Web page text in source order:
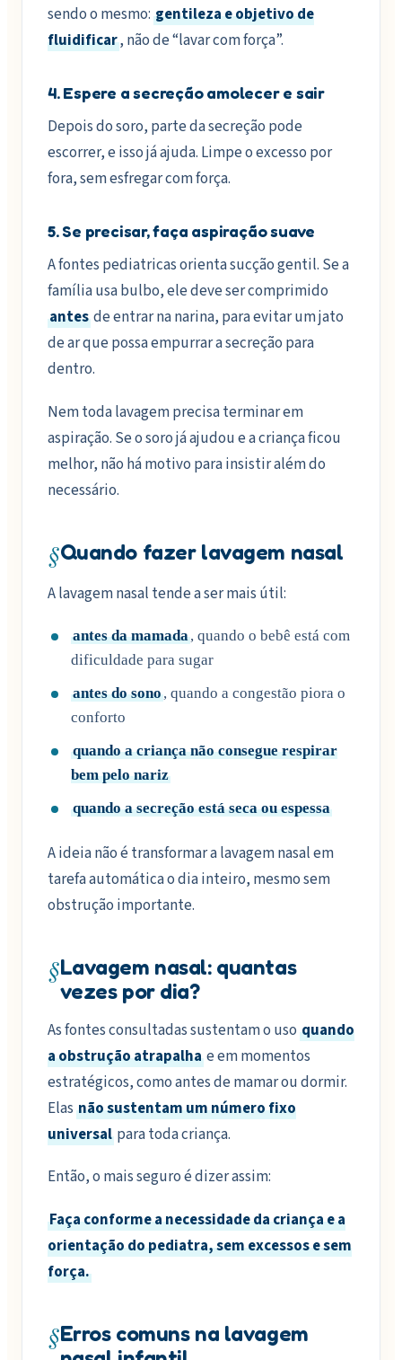
sendo o mesmo: gentileza e objetivo de
fluidificar, não de “lavar com força”.
4. Espere a secreção amolecer e sair
Depois do soro, parte da secreção pode
escorrer, e isso já ajuda. Limpe o excesso por
fora, sem esfregar com força.
5. Se precisar, faça aspiração suave
A fontes pediatricas orienta sucção gentil. Se a
família usa bulbo, ele deve ser comprimido
antes de entrar na narina, para evitar um jato
de ar que possa empurrar a secreção para
dentro.
Nem toda lavagem precisa terminar em
aspiração. Se o soro já ajudou e a criança ficou
melhor, não há motivo para insistir além do
necessário.
§Quando fazer lavagem nasal
A lavagem nasal tende a ser mais útil:
antes da mamada, quando o bebê está com
dificuldade para sugar
antes do sono, quando a congestão piora o
conforto
quando a criança não consegue respirar
bem pelo nariz
quando a secreção está seca ou espessa
A ideia não é transformar a lavagem nasal em
tarefa automática o dia inteiro, mesmo sem
obstrução importante.
§Lavagem nasal: quantas
vezes por dia?
As fontes consultadas sustentam o uso quando
a obstrução atrapalha e em momentos
estratégicos, como antes de mamar ou dormir.
Elas não sustentam um número fixo
universal para toda criança.
Então, o mais seguro é dizer assim:
Faça conforme a necessidade da criança e a
orientação do pediatra, sem excessos e sem
força.
§Erros comuns na lavagem